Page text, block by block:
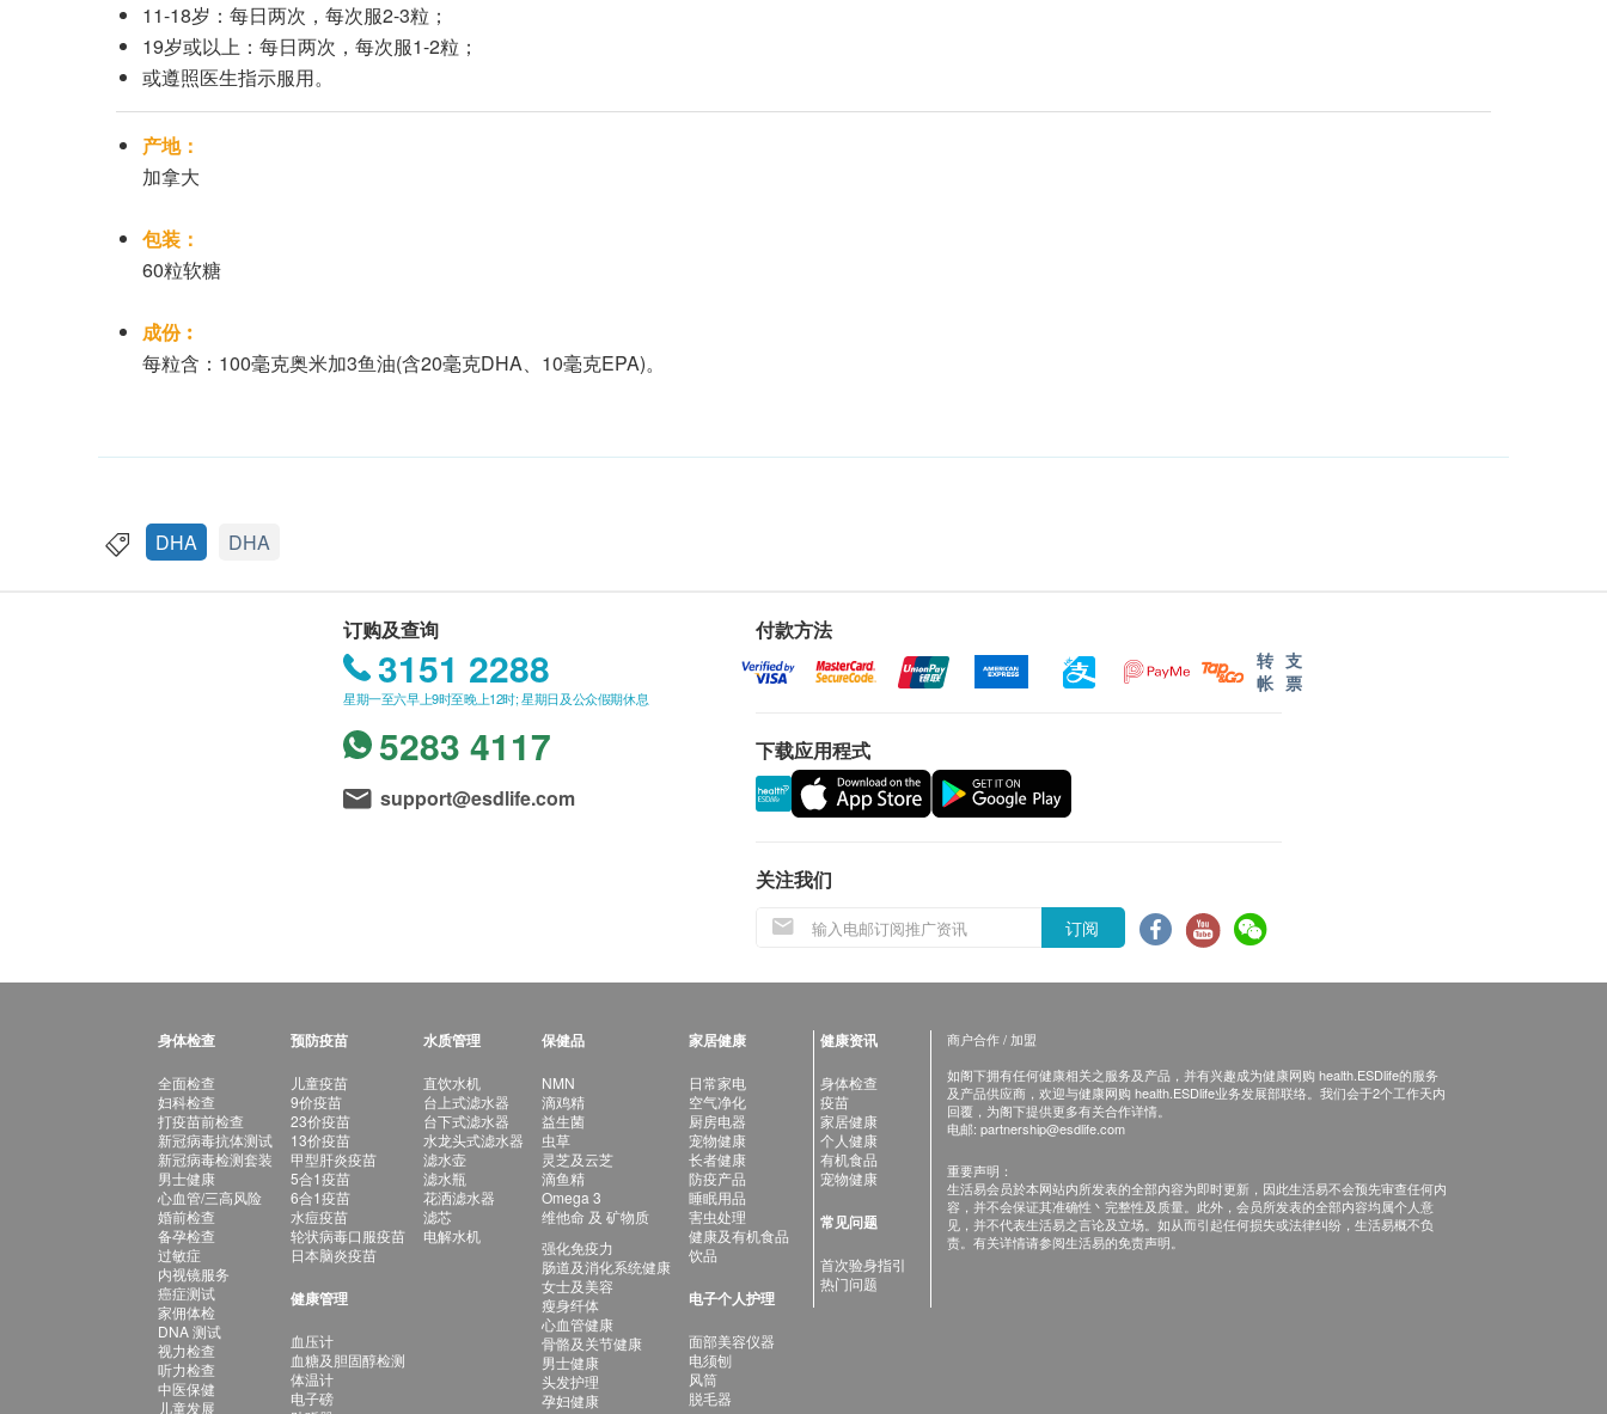
11-18岁：每日两次，每次服2-3粒；
19岁或以上：每日两次，每次服1-2粒；
或遵照医生指示服用。
产地：
加拿大
包装：
60粒软糖
成份︰
每粒含：100毫克奥米加3鱼油(含20毫克DHA、10毫克EPA)。
DHA DHA
订购及查询
3151 2288
星期一至六早上9时至晚上12时; 星期日及公众假期休息
5283 4117
support@esdlife.com
付款方法
转
帐
支
票
下载应用程式
关注我们
订阅
身体检查
全面检查
妇科检查
打疫苗前检查
新冠病毒抗体测试
新冠病毒检测套装
男士健康
心血管/三高风险
婚前检查
备孕检查
过敏症
内视镜服务
癌症测试
家佣体检
DNA 测试
视力检查
听力检查
中医保健
儿童发展
预防疫苗
儿童疫苗
9价疫苗
23价疫苗
13价疫苗
甲型肝炎疫苗
5合1疫苗
6合1疫苗
水痘疫苗
轮状病毒口服疫苗
日本脑炎疫苗
健康管理
血压计
血糖及胆固醇检测
体温计
电子磅
水质管理
直饮水机
台上式滤水器
台下式滤水器
水龙头式滤水器
滤水壶
滤水瓶
花洒滤水器
滤芯
电解水机
保健品
NMN
滴鸡精
益生菌
虫草
灵芝及云芝
滴鱼精
Omega 3
维他命 及 矿物质
强化免疫力
肠道及消化系统健康
女士及美容
瘦身纤体
心血管健康
骨骼及关节健康
男士健康
头发护理
孕妇健康
家居健康
日常家电
空气净化
厨房电器
宠物健康
长者健康
防疫产品
睡眠用品
害虫处理
健康及有机食品
饮品
电子个人护理
面部美容仪器
电须刨
风筒
脱毛器
健康资讯
身体检查
疫苗
家居健康
个人健康
有机食品
宠物健康
常见问题
首次验身指引
热门问题
商户合作 / 加盟
如阁下拥有任何健康相关之服务及产品，并有兴趣成为健康网购 health.ESDlife的服务
及产品供应商，欢迎与健康网购 health.ESDlife业务发展部联络。我们会于2个工作天内
回覆，为阁下提供更多有关合作详情。
电邮: partnership@esdlife.com
重要声明：
生活易会员於本网站内所发表的全部内容为即时更新，因此生活易不会预先审查任何内
容，并不会保证其准确性丶完整性及质量。此外，会员所发表的全部内容均属个人意
见，并不代表生活易之言论及立场。如从而引起任何损失或法律纠纷，生活易概不负
责。有关详情请参阅生活易的免责声明。